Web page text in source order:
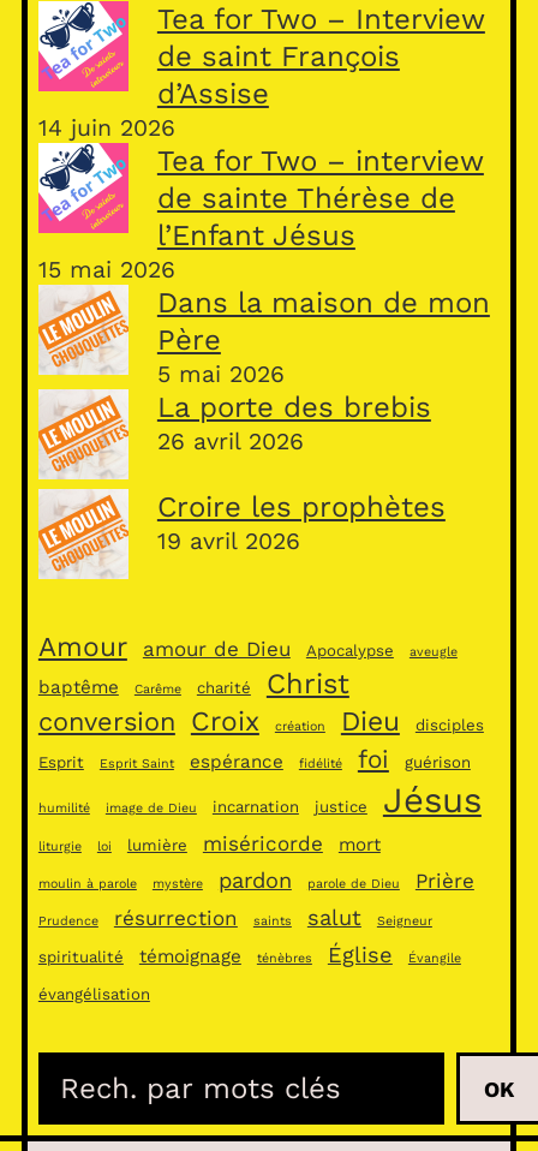
Tea for Two – Interview
de saint François
d’Assise
14 juin 2026
Tea for Two – interview
de sainte Thérèse de
l’Enfant Jésus
15 mai 2026
Dans la maison de mon
Père
5 mai 2026
La porte des brebis
26 avril 2026
Croire les prophètes
19 avril 2026
Amour amour de Dieu Apocalypse aveugle
baptême Carême charité Christ
conversion Croix création Dieu disciples
Esprit Esprit Saint espérance fidélité foi guérison
humilité image de Dieu incarnation justice Jésus
liturgie loi lumière miséricorde mort
moulin à parole mystère pardon parole de Dieu Prière
Prudence résurrection saints salut Seigneur
spiritualité témoignage ténèbres Église Évangile
évangélisation
c
OK